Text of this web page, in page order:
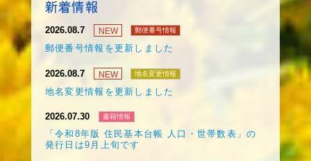
新着情報
2026.08.7 NEW 郵便番号情報
郵便番号情報を更新しました
2026.08.7 NEW 地名変更情報
地名変更情報を更新しました
2026.07.30 書籍情報
「令和8年版 住民基本台帳 人口・世帯数表」の
発行日は9月上旬です